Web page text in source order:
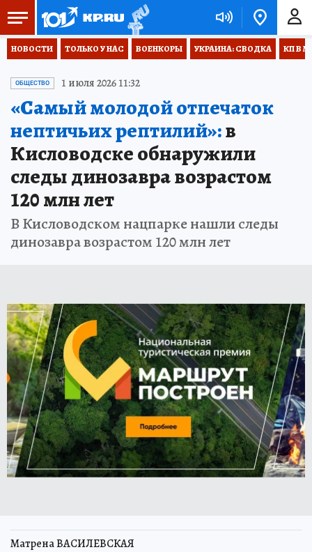
НОВОСТИ ТОЛЬКО У НАС ВОЕНКОРЫ УКРАИНА: СВОДКА КП В
ОБЩЕСТВО 1 июля 2026 11:32
«Самый молодой отпечаток
нептичьих рептилий»:в
Кисловодске обнаружили
следы динозавра возрастом
120 млн лет
В Кисловодском нацпарке нашли следы
динозавра возрастом 120 млн лет
Матрена ВАСИЛЕВСКАЯ